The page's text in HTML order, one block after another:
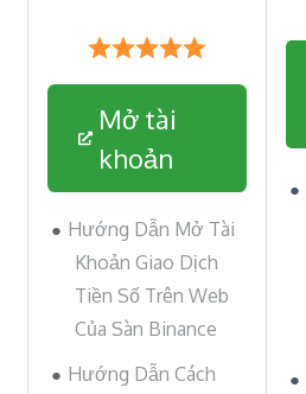
Mở tài
khoản
Hướng Dẫn Mở Tài
Khoản Giao Dịch
Tiền Số Trên Web
Của Sàn Binance
Hướng Dẫn Cách